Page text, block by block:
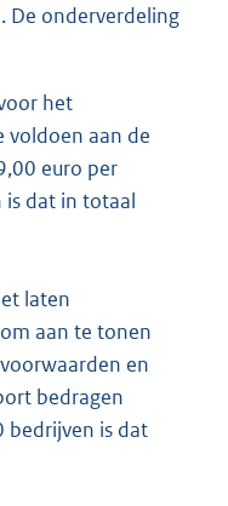
De onderverdeling
het
voldoen aan de
euro per
is dat in totaal
laten
aan te tonen
en
bedragen
bedrijven is dat